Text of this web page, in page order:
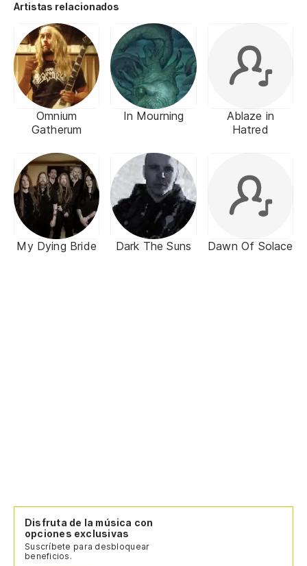
Artistas relacionados
Omnium
Gatherum
In Mourning
Ablaze in
Hatred
My Dying Bride Dark The Suns Dawn Of Solace
Disfruta de la música con
opciones exclusivas
Suscríbete para desbloquear
beneficios.